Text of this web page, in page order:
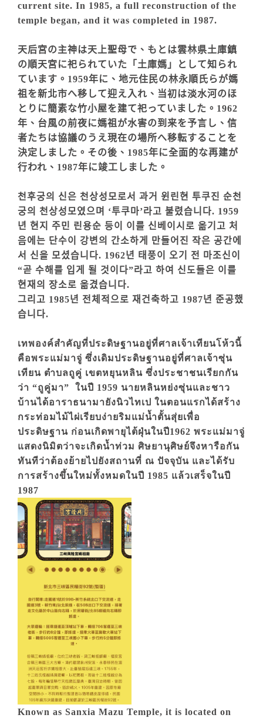
current site. In 1985, a full reconstruction of the
temple began, and it was completed in 1987.
天后宮の主神は天上聖母で、もとは雲林県土庫鎮
の順天宮に祀られていた「土庫媽」として知られ
ています。1959年に、地元住民の林永順氏らが媽
祖を新北市へ移して迎え入れ、当初は淡水河のほ
とりに簡素な竹小屋を建て祀っていました。1962
年、台風の前夜に媽祖が水害の到来を予言し、信
者たちは協議のうえ現在の場所へ移転することを
決定しました。その後、1985年に全面的な再建が
行われ、1987年に竣工しました。
천후궁의 신은 천상성모로서 과거 윈린현 투쿠진 순천
궁의 천상성모였으며 ‘투쿠마’라고 불렸습니다. 1959
년 현지 주민 린용순 등이 이를 신베이시로 옮기고 처
음에는 단수이 강변의 간소하게 만들어진 작은 공간에
서 신을 모셨습니다. 1962년 태풍이 오기 전 마조신이
“곧 수해를 입게 될 것이다”라고 하여 신도들은 이를
현재의 장소로 옮겼습니다.
그리고 1985년 전체적으로 재건축하고 1987년 준공했
습니다.
เทพองค์สำคัญที่ประดิษฐานอยู่ที่ศาลเจ้าเทียนโห้วนี้
คือพระแม่มาจู่ ซึ่งเดิมประดิษฐานอยู่ที่ศาลเจ้าซุ่น
เทียน ตำบลถูคู่ เขตหยุนหลิน ซึ่งประชาชนเรียกกัน
ว่า “ถูคู่มา” ในปี 1959 นายหลินหย่งซุ่นและชาว
บ้านได้อาราธนามายังนิวไทเป ในตอนแรกได้สร้าง
กระท่อมไม้ไผ่เรียบง่ายริมแม่น้ำตั้นสุ่ยเพื่อ
ประดิษฐาน ก่อนเกิดพายุไต้ฝุ่นในปี1962 พระแม่มาจู่
แสดงนิมิตว่าจะเกิดน้ำท่วม ศิษยานุศิษย์จึงหารือกัน
ทันทีว่าต้องย้ายไปยังสถานที่ ณ ปัจจุบัน และได้รับ
การสร้างขึ้นใหม่ทั้งหมดในปี 1985 แล้วเสร็จในปี
1987
Known as Sanxia Mazu Temple, it is located on